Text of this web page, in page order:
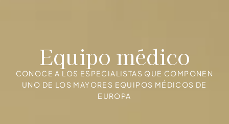
Equipo médico
CONOCE A LOS ESPECIALISTAS QUE COMPONEN
UNO DE LOS MAYORES EQUIPOS MÉDICOS DE
EUROPA